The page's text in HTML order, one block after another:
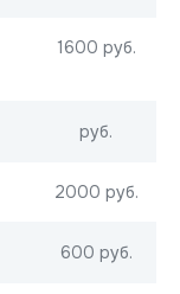
1600 руб.
руб.
2000 руб.
600 руб.